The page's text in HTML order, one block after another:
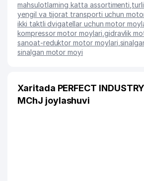
mahsulotlarning katta assortimenti
yengil va tijorat transporti uchun
ikki taktli dvigatellar uchun motor
kompressor motor moylari gidravlik
sanoat-reduktor motor moylari
sinalgan motor moyi
Xaritada PERFECT
MChJ joylashuvi